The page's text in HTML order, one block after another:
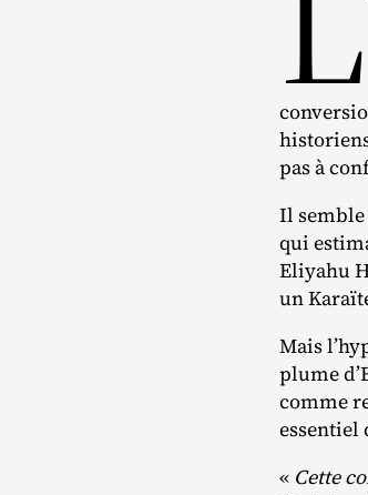
pas à
Il semble
qui
Eliyahu
un
Mais
plume
comme
essentiel
« Cette